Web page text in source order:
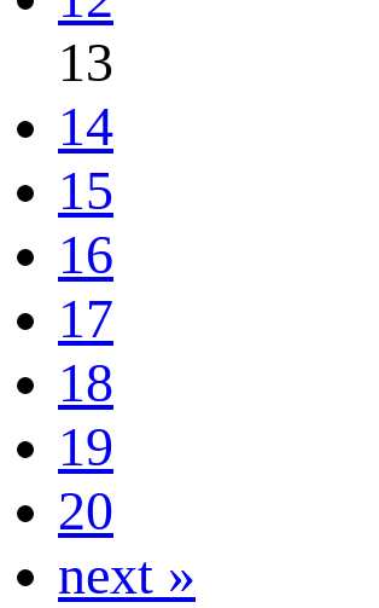
13
14
15
16
17
18
19
20
next »